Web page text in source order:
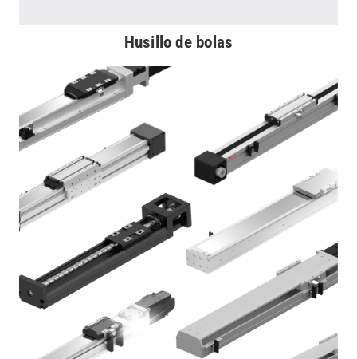
Husillo de bolas